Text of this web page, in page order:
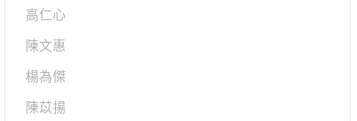
高仁心
陳文惠
楊為傑
陳苡揚